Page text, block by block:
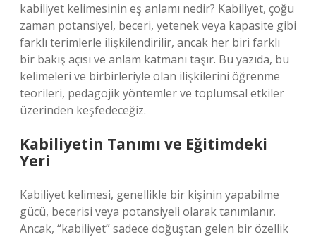
kabiliyet kelimesinin eş anlamı nedir? Kabiliyet, çoğu
zaman potansiyel, beceri, yetenek veya kapasite gibi
farklı terimlerle ilişkilendirilir, ancak her biri farklı
bir bakış açısı ve anlam katmanı taşır. Bu yazıda, bu
kelimeleri ve birbirleriyle olan ilişkilerini öğrenme
teorileri, pedagojik yöntemler ve toplumsal etkiler
üzerinden keşfedeceğiz.
Kabiliyetin Tanımı ve Eğitimdeki
Yeri
Kabiliyet kelimesi, genellikle bir kişinin yapabilme
gücü, becerisi veya potansiyeli olarak tanımlanır.
Ancak, “kabiliyet” sadece doğuştan gelen bir özellik